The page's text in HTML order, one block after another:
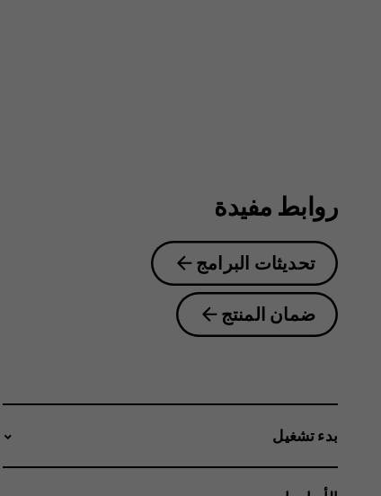
روابط مفيدة
تحديثات البرامج
ضمان المنتج
بدء تشغيل